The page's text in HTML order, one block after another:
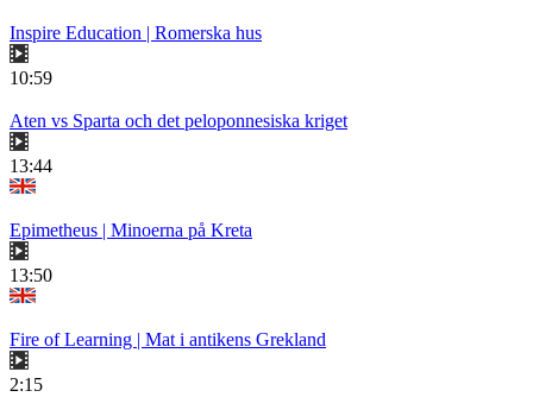
Inspire Education | Romerska hus
10:59
Aten vs Sparta och det peloponnesiska kriget
13:44
Epimetheus | Minoerna på Kreta
13:50
Fire of Learning | Mat i antikens Grekland
2:15